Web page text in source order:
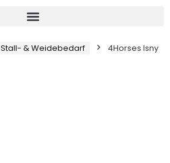
Stall- & Weidebedarf
4Horses Isny ​​